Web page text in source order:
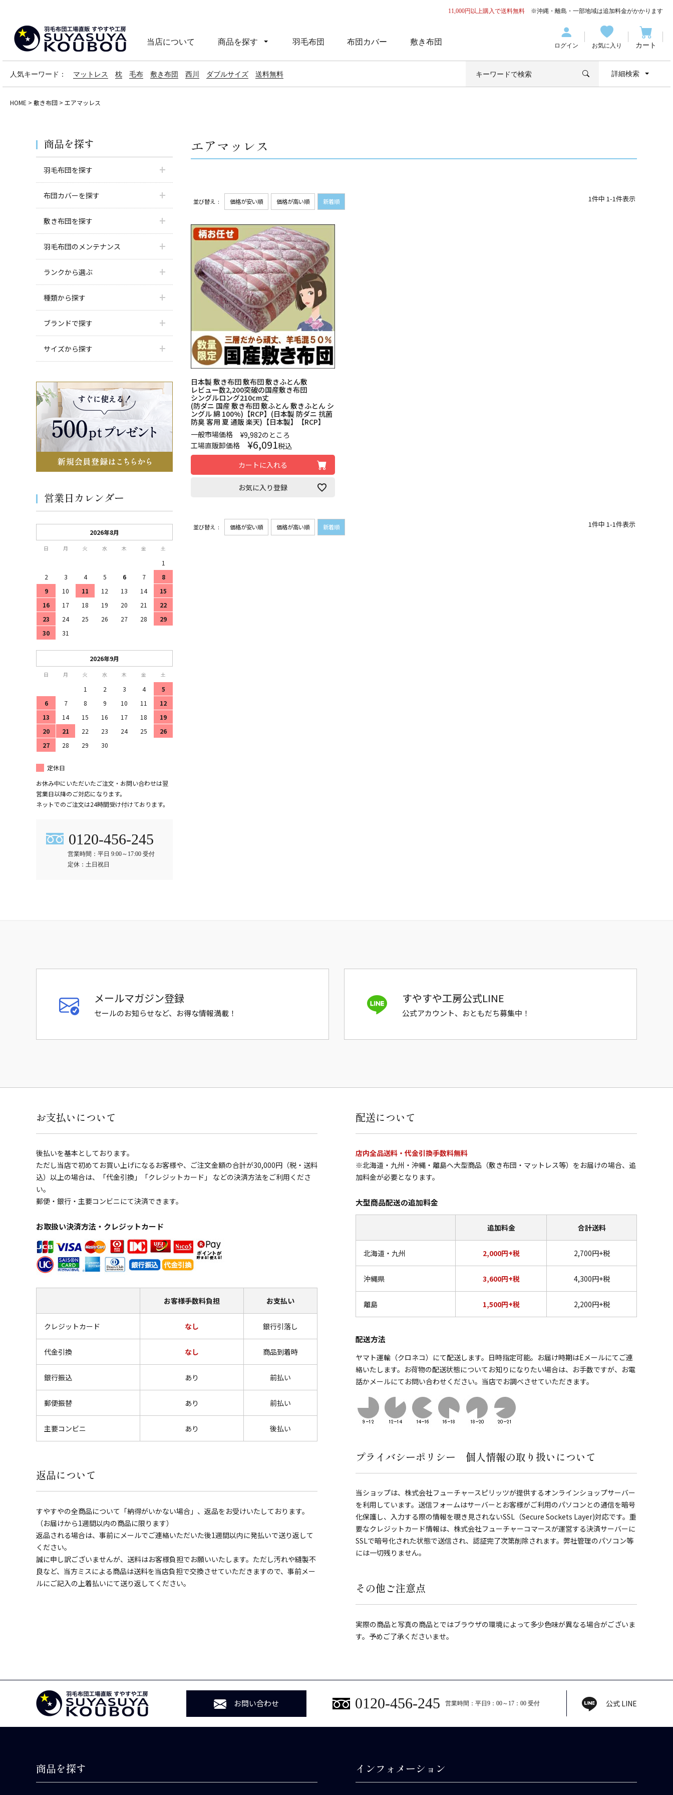
11,000円以上購入で送料無料 ※沖縄・離島・一部地域は追加料金がかかります
当店について 商品を探す 羽毛布団 布団カバー 敷き布団 ログイン お気に入り カート
人気キーワード： マットレス 枕 毛布 敷き布団 西川 ダブルサイズ 送料無料 詳細検索
HOME 敷き布団 エアマッレス
商品を探す
羽毛布団を探す
布団カバーを探す
敷き布団を探す
羽毛布団のメンテナンス
ランクから選ぶ
種類から探す
ブランドで探す
サイズから探す
営業日カレンダー
2026年8月
日 月 火 水 木 金 土
1
2
3 4 5 6 7
8
9
10 11 12 13 14
15
16
17 18 19 20 21
22
23
24 25 26 27 28
29
30
31
2026年9月
日 月 火 水 木 金 土
1 2 3 4
5
6
7 8 9 10 11
12
13
14 15 16 17 18
19
20
21 22 23 24 25
26
27
28 29 30
定休日
お休み中にいただいたご注文・お問い合わせは翌
営業日以降のご対応になります。
ネットでのご注文は24時間受け付けております。
0120-456-245
営業時間：平日 9:00～17:00 受付
定休：土日祝日
エアマッレス
並び替え 価格が安い順 価格が高い順 新着順 1件中 1-1件表示
日本製 敷き布団 敷布団 敷きふとん敷
レビュー数2,200突破の国産敷き布団
シングルロング210cm丈
(防ダニ 国産 敷き布団 敷ふとん 敷きふとん シ
ングル 綿 100%)【RCP】(日本製 防ダニ 抗菌
防臭 客用 夏 通販 楽天)【日本製】【RCP】
一般市場価格
¥9,982のところ
工場直販卸価格
¥6,091税込
カートに入れる
お気に入り登録
並び替え 価格が安い順 価格が高い順 新着順 1件中 1-1件表示
メールマガジン登録
セールのお知らせなど、お得な情報満載！
すやすや工房公式LINE
公式アカウント、おともだち募集中！
お支払いについて
後払いを基本としております。
ただし当店で初めてお買い上げになるお客様や、ご注文金額の合計が30,000円（税・送料
込）以上の場合は、「代金引換」「クレジットカード」 などの決済方法をご利用くださ
い。
郵便・銀行・主要コンビニにて決済できます。
お取扱い決済方法・クレジットカード
お客様手数料負担 お支払い
クレジットカード なし 銀行引落し
代金引換 なし 商品到着時
銀行振込 あり 前払い
郵便振替 あり 前払い
主要コンビニ あり 後払い
返品について
すやすやの全商品について「納得がいかない場合」、返品をお受けいたしております。
（お届けから1週間以内の商品に限ります）
返品される場合は、事前にメールでご連絡いただいた後1週間以内に発払いで送り返して
ください。
誠に申し訳ございませんが、送料はお客様負担でお願いいたします。ただし汚れや縫製不
良など、当方ミスによる商品は送料を当店負担で交換させていただきますので、事前メー
ルにご記入の上着払いにて送り返してください。
配送について
店内全品送料・代金引換手数料無料
※北海道・九州・沖縄・離島へ大型商品（敷き布団・マットレス等）をお届けの場合、追
加料金が必要となります。
大型商品配送の追加料金
追加料金 合計送料
北海道・九州 2,000円+税 2,700円+税
沖縄県 3,600円+税 4,300円+税
離島 1,500円+税 2,200円+税
配送方法
ヤマト運輸（クロネコ）にて配送します。日時指定可能。お届け時期はEメールにてご連
絡いたします。お荷物の配送状態についてお知りになりたい場合は、お手数ですが、お電
話かメールにてお問い合わせください。当店でお調べさせていただきます。
プライバシーポリシー 個人情報の取り扱いについて
当ショップは、株式会社フューチャースピリッツが提供するオンラインショップサーバー
を利用しています。送信フォームはサーバーとお客様がご利用のパソコンとの通信を暗号
化保護し、入力する際の情報を覗き見されないSSL（Secure Sockets Layer)対応です。重
要なクレジットカード情報は、株式会社フューチャーコマースが運営する決済サーバーに
SSLで暗号化された状態で送信され、認証完了次第削除されます。弊社管理のパソコン等
には一切残りません。
その他ご注意点
実際の商品と写真の商品とではブラウザの環境によって多少色味が異なる場合がございま
す。予めご了承くださいませ。
お問い合わせ 0120-456-245 営業時間：平日9：00～17：00 受付 公式 LINE
商品を探す インフォメーション